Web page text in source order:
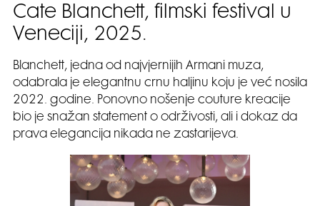
Cate Blanchett, filmski festival u
Veneciji, 2025.
Blanchett, jedna od najvjernijih Armani muza,
odabrala je elegantnu crnu haljinu koju je već nosila
2022. godine. Ponovno nošenje couture kreacije
bio je snažan statement o održivosti, ali i dokaz da
prava elegancija nikada ne zastarijeva.